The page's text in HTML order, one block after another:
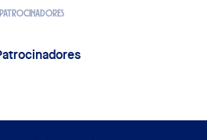
PATROCINADORES